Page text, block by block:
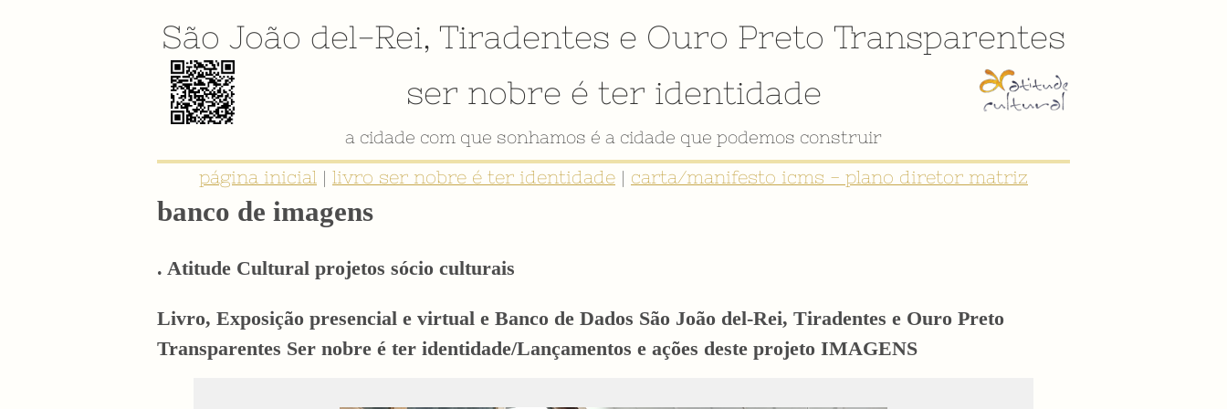
São João del-Rei, Tiradentes e Ouro Preto Transparentes
ser nobre é ter identidade
VÍDEO INSTITUCIONAL
página inicial | livro ser nobre é ter identidade | carta/manifesto icms - plano diretor matriz
banco de imagens
. Atitude Cultural projetos sócio culturais
Livro, Exposição presencial e virtual e Banco de Dados São João del-Rei, Tiradentes e Ouro Preto
Transparentes Ser nobre é ter identidade/Lançamentos e ações deste projeto IMAGENS